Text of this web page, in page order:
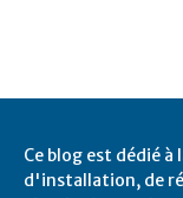
Ce blog est dédié
d'installation, de